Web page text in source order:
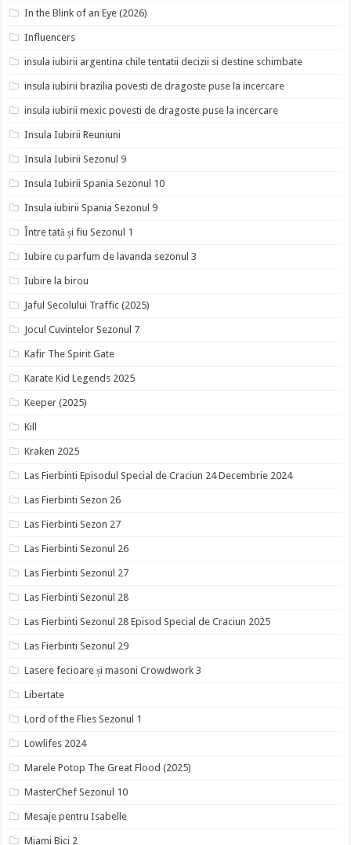
In the Blink of an Eye (2026)
Influencers
insula iubirii argentina chile tentatii decizii si destine schimbate
insula iubirii brazilia povesti de dragoste puse la incercare
insula iubirii mexic povesti de dragoste puse la incercare
Insula Iubirii Reuniuni
Insula Iubirii Sezonul 9
Insula Iubirii Spania Sezonul 10
Insula iubirii Spania Sezonul 9
Între tată și fiu Sezonul 1
Iubire cu parfum de lavanda sezonul 3
Iubire la birou
Jaful Secolului Traffic (2025)
Jocul Cuvintelor Sezonul 7
Kafir The Spirit Gate
Karate Kid Legends 2025
Keeper (2025)
Kill
Kraken 2025
Las Fierbinti Episodul Special de Craciun 24 Decembrie 2024
Las Fierbinti Sezon 26
Las Fierbinti Sezon 27
Las Fierbinti Sezonul 26
Las Fierbinti Sezonul 27
Las Fierbinti Sezonul 28
Las Fierbinti Sezonul 28 Episod Special de Craciun 2025
Las Fierbinti Sezonul 29
Lasere fecioare și masoni Crowdwork 3
Libertate
Lord of the Flies Sezonul 1
Lowlifes 2024
Marele Potop The Great Flood (2025)
MasterChef Sezonul 10
Mesaje pentru Isabelle
Miami Bici 2